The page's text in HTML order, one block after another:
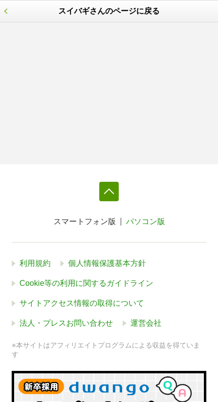
スイバギさんのページに戻る
スマートフォン版 パソコン版
利用規約 個人情報保護基本方針
Cookie等の利用に関するガイドライン
サイトアクセス情報の取得について
法人・プレスお問い合わせ 運営会社
※本サイトはアフィリエイトプログラムによる収益を得ていま
す